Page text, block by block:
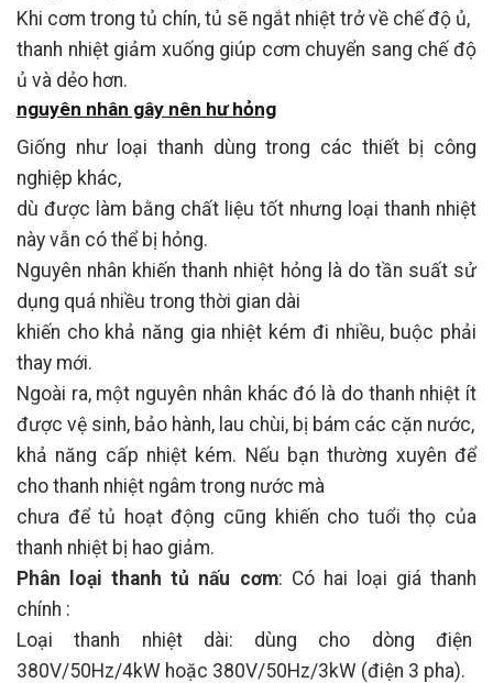
Khi cơm trong tủ chín, tủ sẽ ngắt nhiệt trở về chế độ ủ,
thanh nhiệt giảm xuống giúp cơm chuyển sang chế độ
ủ và dẻo hơn.
nguyên nhân gây nên hư hỏng
Giống như loại thanh dùng trong các thiết bị công
nghiệp khác,
dù được làm bằng chất liệu tốt nhưng loại thanh nhiệt
này vẫn có thể bị hỏng.
Nguyên nhân khiến thanh nhiệt hỏng là do tần suất sử
dụng quá nhiều trong thời gian dài
khiến cho khả năng gia nhiệt kém đi nhiều, buộc phải
thay mới.
Ngoài ra, một nguyên nhân khác đó là do thanh nhiệt ít
được vệ sinh, bảo hành, lau chùi, bị bám các cặn nước,
khả năng cấp nhiệt kém. Nếu bạn thường xuyên để
cho thanh nhiệt ngâm trong nước mà
chưa để tủ hoạt động cũng khiến cho tuổi thọ của
thanh nhiệt bị hao giảm.
Phân loại thanh tủ nấu cơm: Có hai loại giá thanh
chính :
Loại thanh nhiệt dài: dùng cho dòng điện
380V/50Hz/4kW hoặc 380V/50Hz/3kW (điện 3 pha).